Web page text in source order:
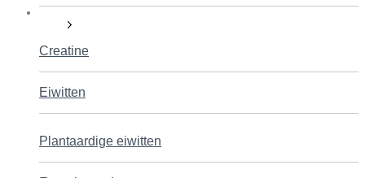
Creatine
Eiwitten
Plantaardige eiwitten